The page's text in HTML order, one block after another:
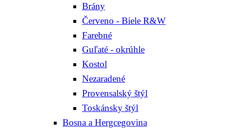
Brány
Červeno - Biele R&W
Farebné
Guľaté - okrúhle
Kostol
Nezaradené
Provensalský štýl
Toskánsky štýl
Bosna a Hergcegovina